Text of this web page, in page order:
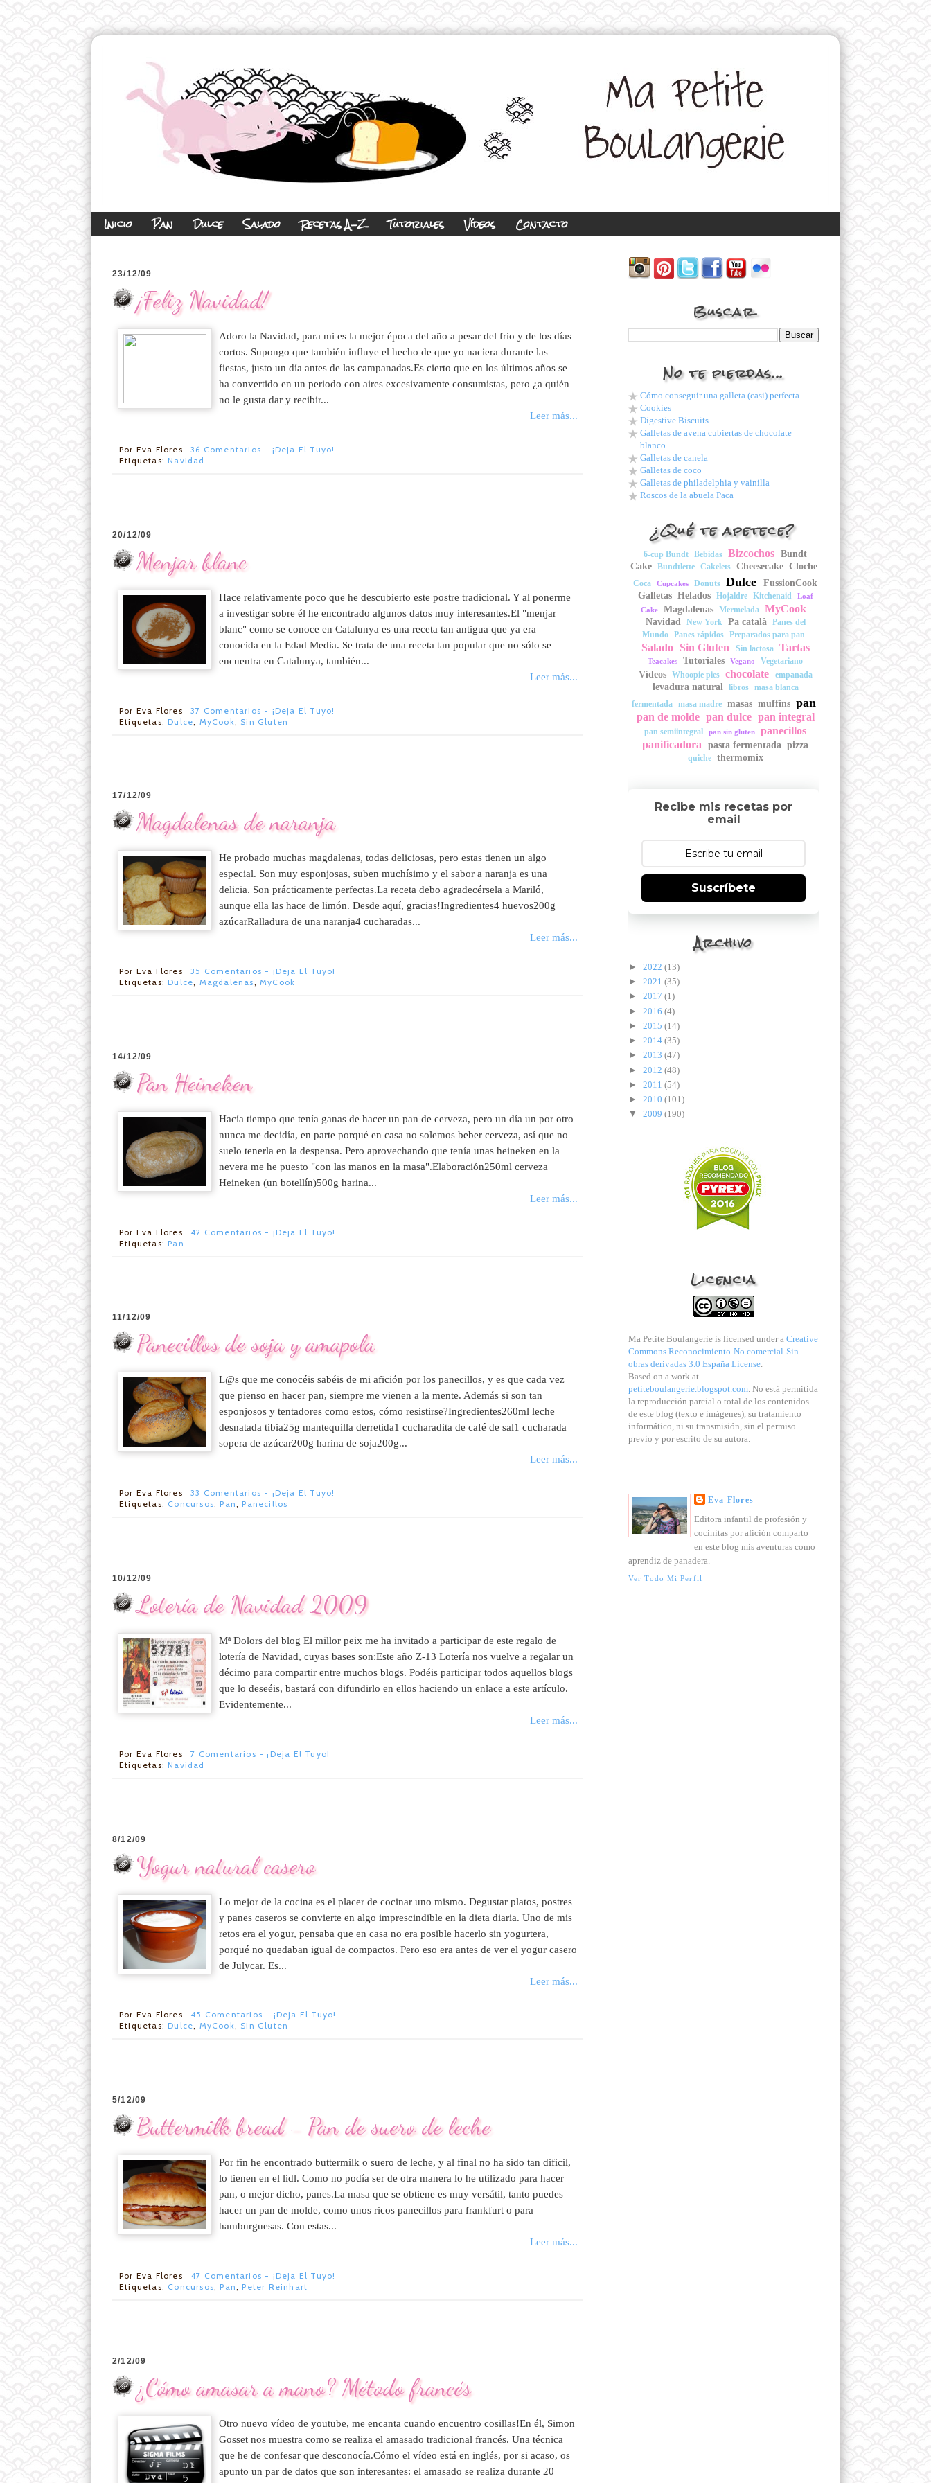
Inicio Pan Dulce Salado Recetas A-Z Tutoriales Vídeos Contacto
23/12/09
¡Feliz Navidad!
Adoro la Navidad, para mi es la mejor época del año a pesar del frio y de los días
cortos. Supongo que también influye el hecho de que yo naciera durante las
fiestas, justo un día antes de las campanadas.Es cierto que en los últimos años se
ha convertido en un periodo con aires excesivamente consumistas, pero ¿a quién
no le gusta dar y recibir...
Leer más...
Por Eva Flores
36 Comentarios - ¡Deja El Tuyo!
Etiquetas: Navidad
20/12/09
Menjar blanc
Hace relativamente poco que he descubierto este postre tradicional. Y al ponerme
a investigar sobre él he encontrado algunos datos muy interesantes.El "menjar
blanc" como se conoce en Catalunya es una receta tan antigua que ya era
conocida en la Edad Media. Se trata de una receta tan popular que no sólo se
encuentra en Catalunya, también...
Leer más...
Por Eva Flores
37 Comentarios - ¡Deja El Tuyo!
Etiquetas: Dulce MyCook Sin Gluten
17/12/09
Magdalenas de naranja
He probado muchas magdalenas, todas deliciosas, pero estas tienen un algo
especial. Son muy esponjosas, suben muchísimo y el sabor a naranja es una
delicia. Son prácticamente perfectas.La receta debo agradecérsela a Mariló,
aunque ella las hace de limón. Desde aquí, gracias!Ingredientes4 huevos200g
azúcarRalladura de una naranja4 cucharadas...
Leer más...
Por Eva Flores
35 Comentarios - ¡Deja El Tuyo!
Etiquetas: Dulce, Magdalenas,MyCook
14/12/09
Pan Heineken
Hacía tiempo que tenía ganas de hacer un pan de cerveza, pero un día un por otro
nunca me decidía, en parte porqué en casa no solemos beber cerveza, así que no
suelo tenerla en la despensa. Pero aprovechando que tenía unas heineken en la
nevera me he puesto "con las manos en la masa".Elaboración250ml cerveza
Heineken (un botellín)500g harina...
Leer más...
Por Eva Flores
42 Comentarios - ¡Deja El Tuyo!
Etiquetas: Pan
11/12/09
Panecillos de soja y amapola
L@s que me conocéis sabéis de mi afición por los panecillos, y es que cada vez
que pienso en hacer pan, siempre me vienen a la mente. Además si son tan
esponjosos y tentadores como estos, cómo resistirse?Ingredientes260ml leche
desnatada tibia25g mantequilla derretida1 cucharadita de café de sal1 cucharada
sopera de azúcar200g harina de soja200g...
Leer más...
Por Eva Flores
33 Comentarios - ¡Deja El Tuyo!
Etiquetas: Concursos, Pan, Panecillos
10/12/09
Lotería de Navidad 2009
Mª Dolors del blog El millor peix me ha invitado a participar de este regalo de
lotería de Navidad, cuyas bases son:Este año Z-13 Lotería nos vuelve a regalar un
décimo para compartir entre muchos blogs. Podéis participar todos aquellos blogs
que lo deseéis, bastará con difundirlo en ellos haciendo un enlace a este artículo.
Evidentemente...
Leer más...
Por Eva Flores
7 Comentarios - ¡Deja El Tuyo!
Etiquetas: Navidad
8/12/09
Yogur natural casero
Lo mejor de la cocina es el placer de cocinar uno mismo. Degustar platos, postres
y panes caseros se convierte en algo imprescindible en la dieta diaria. Uno de mis
retos era el yogur, pensaba que en casa no era posible hacerlo sin yogurtera,
porqué no quedaban igual de compactos. Pero eso era antes de ver el yogur casero
de Julycar. Es...
Leer más...
Por Eva Flores
45 Comentarios - ¡Deja El Tuyo!
Etiquetas: Dulce, MyCook, Sin Gluten
5/12/09
Buttermilk bread - Pan de suero de leche
Por fin he encontrado buttermilk o suero de leche, y al final no ha sido tan dificil,
lo tienen en el lidl. Como no podía ser de otra manera lo he utilizado para hacer
pan, o mejor dicho, panes.La masa que se obtiene es muy versátil, tanto puedes
hacer un pan de molde, como unos ricos panecillos para frankfurt o para
hamburguesas. Con estas...
Leer más...
Por Eva Flores
47 Comentarios - ¡Deja El Tuyo!
Etiquetas: Concursos, Pan, Peter Reinhart
2/12/09
¿Cómo amasar a mano? Método francés
Otro nuevo vídeo de youtube, me encanta cuando encuentro cosillas!En él, Simon
Gosset nos muestra como se realiza el amasado tradicional francés. Una técnica
que he de confesar que desconocía.Cómo el vídeo está en inglés, por si acaso, os
apunto un par de datos que son interesantes: el amasado se realiza durante 20
Buscar
No te pierdas...
Cómo conseguir una galleta (casi) perfecta
Cookies
Digestive Biscuits
Galletas de avena cubiertas de chocolate
blanco
Galletas de canela
Galletas de coco
Galletas de philadelphia y vainilla
Roscos de la abuela Paca
¿Qué te apetece?
6-cup Bundt Bebidas Bizcochos Bundt
Cake
Bundtlette Cakelets Cheesecake Cloche
Coca Cupcakes Donuts Dulce
FussionCook
Galletas Helados Hojaldre Kitchenaid
Loaf
Cake
Magdalenas Mermelada MyCook
Navidad New York Pa català
Panes del
Mundo Panes rápidos Preparados para pan
Salado Sin Gluten Sin lactosa Tartas
Teacakes Tutoriales Vegano Vegetariano
Vídeos Whoopie pies chocolate empanada
levadura natural libros
masa blanca
fermentada
masa madre masas muffins pan
pan de molde pan dulce pan integral
pan semiintegral pan sin gluten
panecillos
panificadora
pasta fermentada pizza
quiche thermomix
Recibe mis recetas por
email
Suscríbete
Archivo
► 2022 (13)
► 2021 (35)
► 2017 (1)
► 2016 (4)
► 2015 (14)
► 2014 (35)
► 2013 (47)
► 2012 (48)
► 2011 (54)
► 2010 (101)
▼
2009 (190)
Menjar blanc
Magdalenas de naranja
Pan Heineken
Panecillos de soja y amapola
Lotería de Navidad 2009
Yogur natural casero
noviembre (12)
(12)
(17)
► julio
(21)
►junio (14)
►mayo (27)
►abril (19)
►marzo (22)
►
febrero
(16)
►enero (17)
►2008 (105)
Licencia
Ma Petite Boulangerie is licensed under a Creative
Commons Reconocimiento-No comercial-Sin
obras derivadas 3.0 España License.
Based on a work at
petiteboulangerie.blogspot.com. No está permitida
la reproducción parcial o total de los contenidos
de este blog (texto e imágenes), su tratamiento
informático, ni su transmisión, sin el permiso
previo y por escrito de su autora.
Eva Flores
Editora infantil de profesión y
cocinitas por afición comparto
en este blog mis aventuras como
aprendiz de panadera.
Ver Todo Mi Perfil